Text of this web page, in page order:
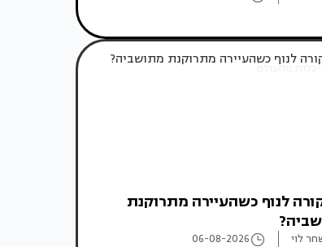
מהעולם
לנוף כשהעיירה מתרוקנת
לוי 06-08-2026